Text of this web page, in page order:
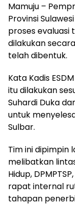
Mamuju –
Provinsi
proses
dilakukan
telah dibentuk.
Kata Kadis
itu dilakukan
Suhardi Duka
untuk
Sulbar.
Tim ini dipimpin
melibatkan
Hidup,
rapat internal
tahapan